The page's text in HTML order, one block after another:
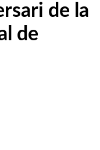
de la
de